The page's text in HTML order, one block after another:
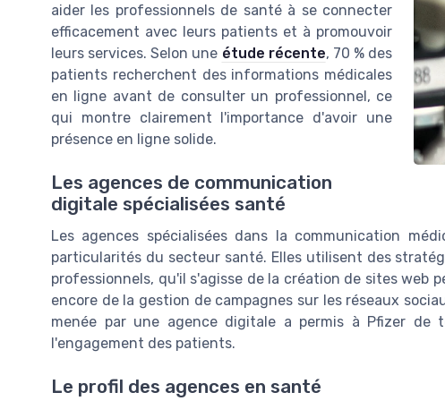
aider les professionnels de santé à se connecter
efficacement avec leurs patients et à promouvoir
leurs services. Selon une étude récente, 70 % des
patients recherchent des informations médicales
en ligne avant de consulter un professionnel, ce
qui montre clairement l'importance d'avoir une
présence en ligne solide.
Les agences de communication
digitale spécialisées santé
Les agences spécialisées dans la communication
particularités du secteur santé. Elles utilisent des
professionnels, qu'il s'agisse de la création de sites web
encore de la gestion de campagnes sur les réseaux
menée par une agence digitale a permis à Pfizer de
l'engagement des patients.
Le profil des agences en santé